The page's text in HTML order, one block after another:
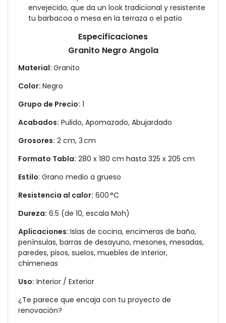
envejecido, que da un look tradicional y resistente
tu barbacoa o mesa en la terraza o el patio
Especificaciones
Granito Negro Angola
Material: Granito
Color: Negro
Grupo de Precio: 1
Acabados: Pulido, Apomazado, Abujardado
Grosores: 2 cm, 3 cm
Formato Tabla: 280 x 180 cm hasta 325 x 205 cm
Estilo: Grano medio a grueso
Resistencia al calor: 600 °C
Dureza: 6.5 (de 10, escala Moh)
Aplicaciones: Islas de cocina, encimeras de baño,
penínsulas, barras de desayuno, mesones, mesadas,
paredes, pisos, suelos, muebles de interior,
chimeneas
Uso: Interior / Exterior
¿Te parece que encaja con tu proyecto de
renovación?